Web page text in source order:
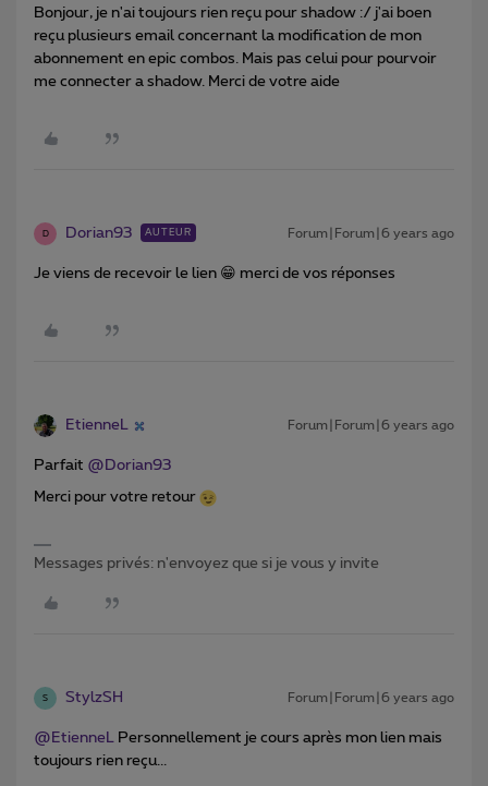
Bonjour, je n'ai toujours rien reçu pour shadow :/ j'ai boen
reçu plusieurs email concernant la modification de mon
abonnement en epic combos. Mais pas celui pour pourvoir
me connecter a shadow. Merci de votre aide
D Dorian93 AUTEUR Forum|Forum|6 years ago
Je viens de recevoir le lien 😁 merci de vos réponses
EtienneL Forum|Forum|6 years ago
Parfait @Dorian93
Merci pour votre retour
Messages privés: n'envoyez que si je vous y invite
S StylzSH Forum|Forum|6 years ago
@EtienneL Personnellement je cours après mon lien mais
toujours rien reçu...